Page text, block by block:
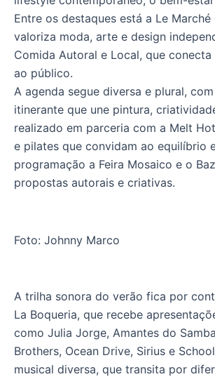
Entre os destaques está a Le
valoriza moda, arte e design
Comida Autoral e Local, que
ao público.
A agenda segue diversa e plural,
itinerante que une pintura,
realizado em parceria com a Melt
e pilates que convidam ao equilíbrio
programação a Feira Mosaico e o
propostas autorais e criativas.
Foto: Johnny Marco
A trilha sonora do verão fica por
La Boqueria, que recebe
como Julia Jorge, Amantes do
Brothers, Ocean Drive, Sirius e
musical diversa, que transita por